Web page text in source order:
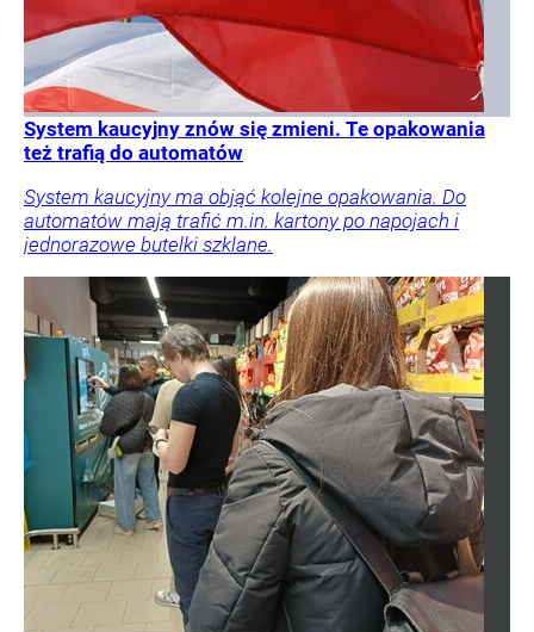
System kaucyjny znów się zmieni. Te opakowania
też trafią do automatów
System kaucyjny ma objąć kolejne opakowania. Do
automatów mają trafić m.in. kartony po napojach i
jednorazowe butelki szklane.